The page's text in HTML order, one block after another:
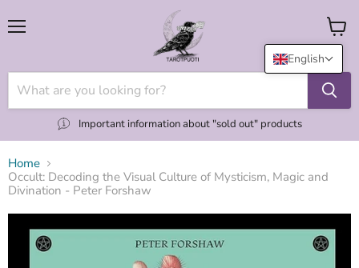
Important information about "sold out" products
View
cart
Home
Occult: Decoding the Visual Culture of Mysticism, Magic and
Divination - Peter Forshaw
English